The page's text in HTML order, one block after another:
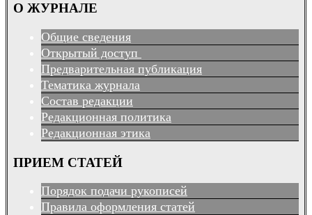
О ЖУРНАЛЕ
Общие сведения
Открытый доступ
Предварительная публикация
Тематика журнала
Состав редакции
Редакционная политика
Редакционная этика
ПРИЕМ СТАТЕЙ
Порядок подачи рукописей
Правила оформления статей